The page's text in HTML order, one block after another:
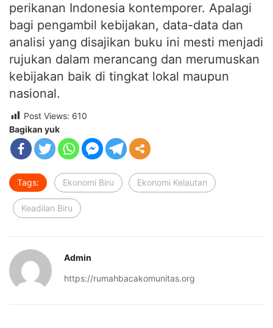
perikanan Indonesia kontemporer. Apalagi
bagi pengambil kebijakan, data-data dan
analisi yang disajikan buku ini mesti menjadi
rujukan dalam merancang dan merumuskan
kebijakan baik di tingkat lokal maupun
nasional.
Post Views: 610
Bagikan yuk
Tags: Ekonomi Biru Ekonomi Kelautan
Keadilan Biru
Admin
https://rumahbacakomunitas.org